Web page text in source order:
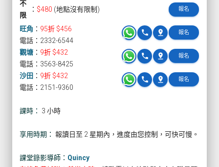
不
限
： $480 (地點沒有限制) 報名
旺角 ： 95折 $456 報名
pin_drop
phone
電話：2332-6544
觀塘 ： 9折 $432 報名
pin_drop
phone
電話：3563-8425
沙田 ： 9折 $432 報名
pin_drop
phone
電話：2151-9360
課時： 3 小時
享用時期： 報讀日至 2 星期內，進度由您控制，可快可慢。
課堂錄影導師： Quincy